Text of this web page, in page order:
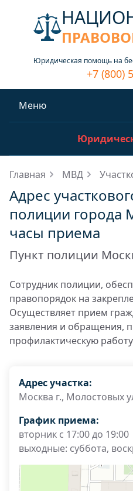
Юридическая помощь на
+7 (800)
Меню
Главная МВД
Адрес
полиции города
часы приема
Пункт полиции
Сотрудник полиции,
правопорядок на
Осуществляет прием
заявления и обращения,
профилактическую
Адрес участка:
Москва г., Молостовых
График приема:
вторник с 17:00 до 19:00
выходные: суббота,